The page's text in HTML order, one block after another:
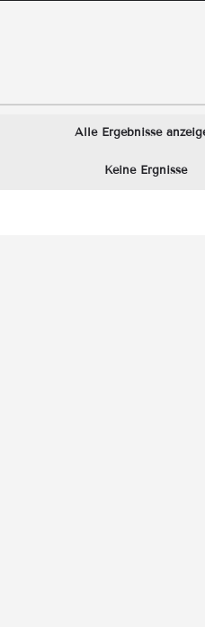
Alle Ergebnisse
Keine Ergnisse